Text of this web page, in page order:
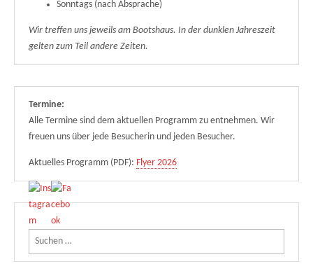
Sonntags (nach Absprache)
Wir treffen uns jeweils am Bootshaus. In der dunklen Jahreszeit
gelten zum Teil andere Zeiten.
Termine:
Alle Termine sind dem aktuellen Programm zu entnehmen. Wir
freuen uns über jede Besucherin und jeden Besucher.
Aktuelles Programm (PDF): Flyer 2026
Suchen nach: